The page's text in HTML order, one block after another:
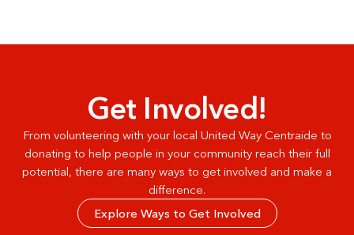
Get Involved!
From volunteering with your local United Way Centraide to
donating to help people in your community reach their full
potential, there are many ways to get involved and make a
difference.
Explore Ways to Get Involved